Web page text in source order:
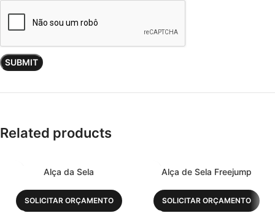
Related products
Alça da Sela
SOLICITAR ORÇAMENTO
Alça de Sela Freejump
SOLICITAR ORÇAMENTO